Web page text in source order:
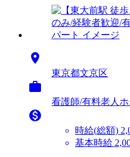

東京都文京区

看護師/有料老人ホ

時給(総額)
基本時給